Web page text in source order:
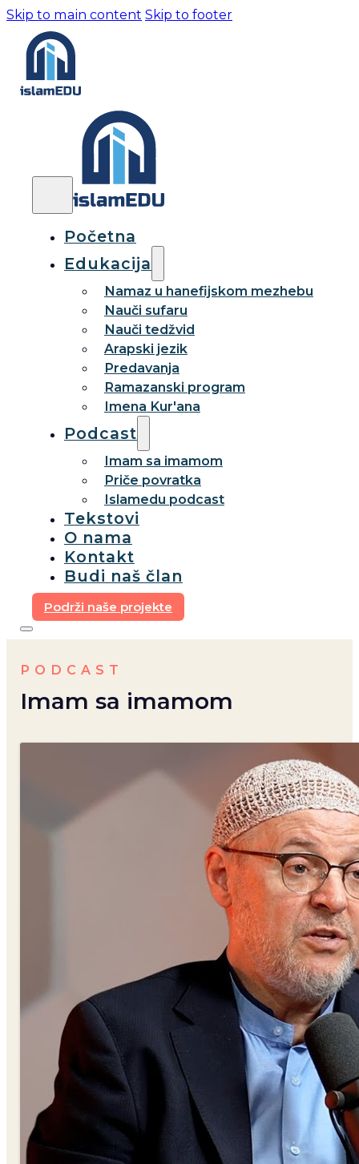
Skip to main content Skip to footer
Početna
Edukacija
Namaz u hanefijskom mezhebu
Nauči sufaru
Nauči tedžvid
Arapski jezik
Predavanja
Ramazanski program
Imena Kur'ana
Podcast
Imam sa imamom
Priče povratka
Islamedu podcast
Tekstovi
O nama
Kontakt
Budi naš član
Podrži naše projekte
PODCAST
Imam sa imamom